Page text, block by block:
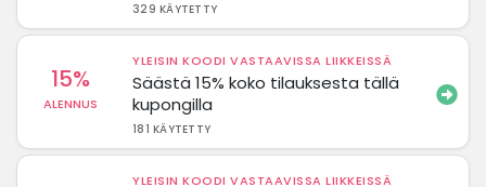
329 KÄYTETTY
15%
ALENNUS
YLEISIN KOODI VASTAAVISSA LIIKKEISSÄ
Säästä 15% koko tilauksesta tällä
kupongilla
181 KÄYTETTY
YLEISIN KOODI VASTAAVISSA LIIKKEISSÄ